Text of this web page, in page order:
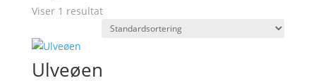
Viser 1 resultat
Ulveøen